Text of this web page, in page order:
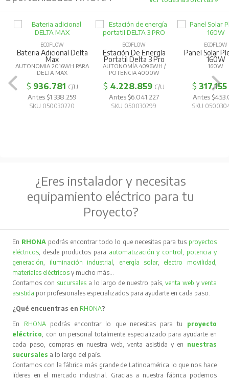
ECOFLOW
Bateria Adicional Delta
Max
AUTONOMIA 2016WH PARA
DELTA MAX
$ 936.781 C/U
Antes $1.338.259
SKU 050030220
ECOFLOW
Estación De Energía
Portatil Delta 3 Pro
AUTONOMÍA 4096WH /
POTENCIA 4000W
$ 4.228.859 C/U
Antes $6.041.227
SKU 050030299
ECOFLOW
Panel Solar
160W
160W
$ 317.155
Antes
SKU
¿Eres instalador y necesitas
equipamiento eléctrico para tu
Proyecto?
En RHONA podrás encontrar todo lo que necesitas para tus proyectos
eléctricos, desde productos para automatización y control, potencia y
generación, iluminación industrial, energía solar, electro movilidad,
materiales eléctricos y mucho más…
Contamos con sucursales a lo largo de nuestro país,venta web y venta
asistida por profesionales especializados para ayudarte en cada paso.
¿Qué encuentras en RHONA?
En RHONA podrás encontrar lo que necesitas para tu proyecto
eléctrico, con un personal totalmente especializado para ayudarte en
cada paso, compras en nuestra web, venta asistida y en nuestras
sucursales a lo largo del país.
Contamos con la fábrica más grande de Latinoamérica lo que nos hace
líderes en el mercado industrial. Gracias a nuestra fábrica podemos